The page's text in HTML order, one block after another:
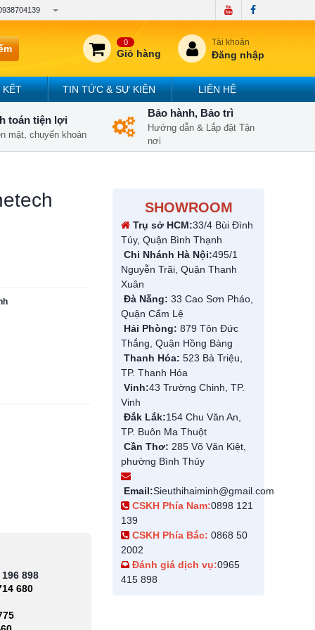
0
Giỏ hàng
Tài khoản
Đăng nhập
KẾT TIN TỨC & SỰ KIỆN LIÊN HỆ
toán tiện lợi
mặt, chuyển khoản
Bảo hành, Bảo trì
Hướng dẫn & Lắp đặt Tận
nơi
898
680
SHOWROOM
Trụ sở HCM:33/4 Bùi Đình
Túy, Quận Bình Thạnh
Chi Nhánh Hà Nội:495/1
Nguyễn Trãi, Quận Thanh
Xuân
Đà Nẵng: 33 Cao Sơn Pháo,
Quận Cẩm Lệ
Hải Phòng: 879 Tôn Đức
Thắng, Quận Hồng Bàng
Thanh Hóa: 523 Bà Triệu,
TP. Thanh Hóa
Vinh:43 Trường Chinh, TP.
Vinh
Đắk Lắk:154 Chu Văn An,
TP. Buôn Ma Thuột
Cần Thơ: 285 Võ Văn Kiệt,
phường Bình Thủy
Email:Sieuthihaiminh@gmail.com
CSKH Phía Nam:0898 121
139
CSKH Phía Bắc: 0868 50
2002
Đánh giá dịch vụ:0965
415 898